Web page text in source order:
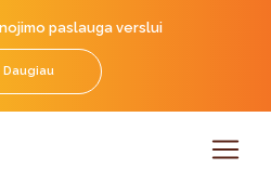
paslauga verslui
Daugiau